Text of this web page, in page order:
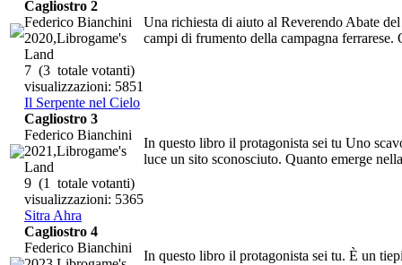
Una richiesta di aiuto al Reverendo Abate
campi di frumento della campagna ferrarese.
Cagliostro 2
Federico Bianchini
2020,Librogame's
Land
7 (3 totale votanti)
visualizzazioni: 5851
Il Serpente nel Cielo
In questo libro il protagonista sei tu Uno
luce un sito sconosciuto. Quanto emerge
Cagliostro 3
Federico Bianchini
2021,Librogame's
Land
9 (1 totale votanti)
visualizzazioni: 5365
Sitra Ahra
In questo libro il protagonista sei tu. È un
Cagliostro 4
Federico Bianchini